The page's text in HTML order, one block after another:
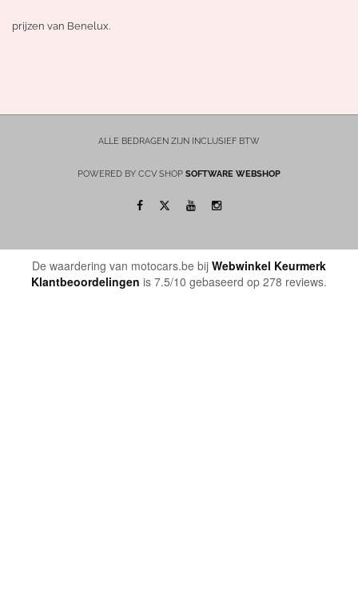
prijzen van Benelux.
ALLE BEDRAGEN ZIJN INCLUSIEF BTW
POWERED BY CCV SHOP SOFTWARE WEBSHOP
De waardering van motocars.be bij Webwinkel Keurmerk
Klantbeoordelingen is 7.5/10 gebaseerd op 278 reviews.